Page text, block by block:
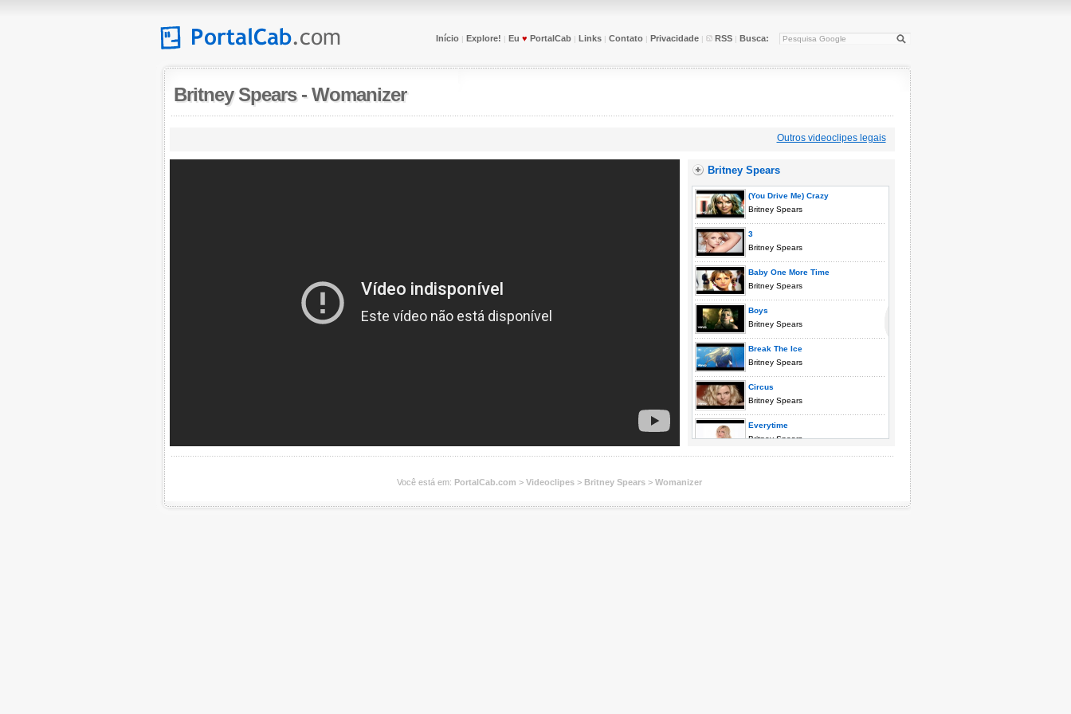
Início| Explore! | Eu ♥ PortalCab| Links| Contato| Privacidade| RSS| Busca:
Britney Spears-Womanizer
Outros videoclipes legais
Britney Spears
(You Drive Me) Crazy
Britney Spears
3
Britney Spears
Baby One More Time
Britney Spears
Boys
Britney Spears
Break The Ice
Britney Spears
Circus
Britney Spears
Everytime
Britney Spears
Você está em: PortalCab.com > Videoclipes > Britney Spears > Womanizer